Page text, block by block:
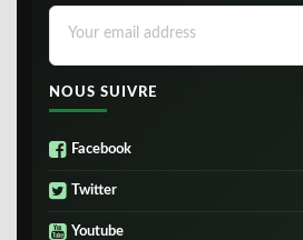
NOUS SUIVRE
Facebook
Twitter
Youtube